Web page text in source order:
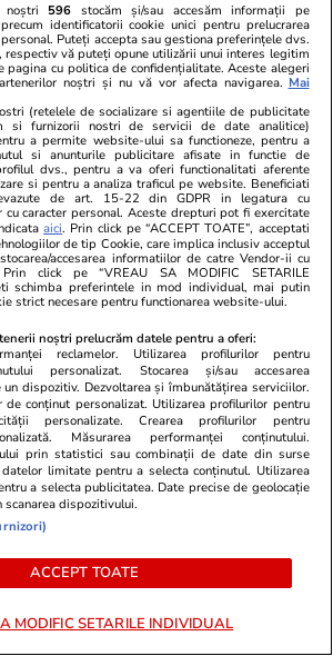
03 aug.
de diatomee
06 aug.
la bazar la
14:24
350 de euro
pentru că nu a
noștri 596 stocăm și/sau accesăm informații pe
identificatorii cookie unici pentru prelucrarea
Puteți accepta sau gestiona preferințele dvs.
respectiv vă puteți opune utilizării unui interes legitim
pagina cu politica de confidențialitate. Aceste alegeri
noștri și nu vă vor afecta navigarea. Mai
(retelele de socializare si agentiile de publicitate
si furnizorii nostri de servicii de date analitice)
a permite website-ului sa functioneze, pentru a
si anunturile publicitare afisate in functie de
dvs., pentru a va oferi functionalitati aferente
si pentru a analiza traficul pe website. Beneficiati
de art. 15-22 din GDPR in legatura cu
cu caracter personal. Aceste drepturi pot fi exercitate
aici. Prin click pe “ACCEPT TOATE”, acceptati
de tip Cookie, care implica inclusiv acceptul
accesarea informatiilor de catre Vendor-ii cu
click pe “VREAU SA MODIFIC SETARILE
schimba preferintele in mod individual, mai putin
strict necesare pentru functionarea website-ului.
noștri prelucrăm datele pentru a oferi:
reclamelor. Utilizarea profilurilor pentru
personalizat. Stocarea și/sau accesarea
dispozitiv. Dezvoltarea și îmbunătățirea serviciilor.
de conținut personalizat. Utilizarea profilurilor pentru
personalizate. Crearea profilurilor pentru
Măsurarea performanței conținutului.
prin statistici sau combinații de date din surse
limitate pentru a selecta conținutul. Utilizarea
a selecta publicitatea. Date precise de geolocație
dispozitivului.
ACCEPT TOATE
MODIFIC SETARILE INDIVIDUAL